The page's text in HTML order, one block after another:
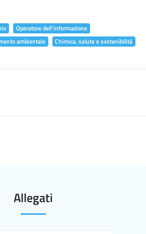
Operatore dell'informazione
ambientale
Chimica, salute e sostenibilità
Allegati